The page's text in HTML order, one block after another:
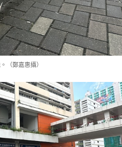
（鄭嘉惠攝）